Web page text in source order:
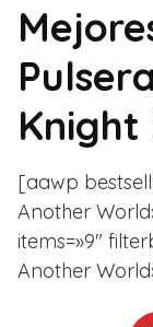
Knight
[aawp
Another
items=»9″
Another